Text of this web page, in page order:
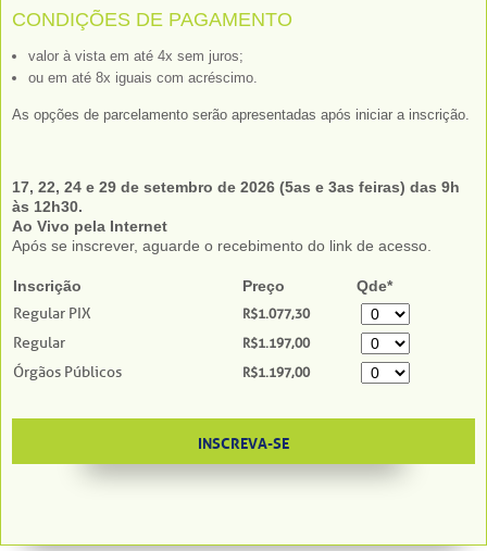
CONDIÇÕES DE PAGAMENTO
valor à vista em até 4x sem juros;
ou em até 8x iguais com acréscimo.
As opções de parcelamento serão apresentadas após iniciar a inscrição.
17, 22, 24 e 29 de setembro de 2026 (5as e 3as feiras) das 9h
às 12h30.
Ao Vivo pela Internet
Após se inscrever, aguarde o recebimento do link de acesso.
Inscrição Preço Qde*
Regular PIX R$1.077,30
Regular R$1.197,00
Órgãos Públicos R$1.197,00